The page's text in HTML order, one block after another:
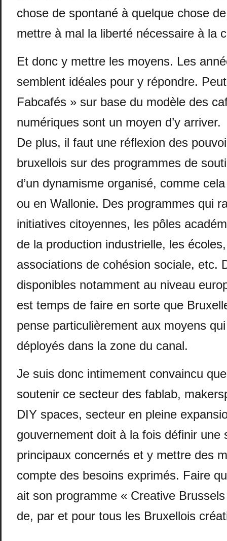
chose de spontané à quelque chose
mettre à mal la liberté nécessaire à la
Et donc y mettre les moyens. Les
semblent idéales pour y répondre.
Fabcafés » sur base du modèle des
numériques sont un moyen d’y arriver.
De plus, il faut une réflexion des
bruxellois sur des programmes de
d’un dynamisme organisé, comme
ou en Wallonie. Des programmes qui
initiatives citoyennes, les pôles
de la production industrielle, les
associations de cohésion sociale, etc.
disponibles notamment au niveau
est temps de faire en sorte que
pense particulièrement aux moyens
déployés dans la zone du canal.
Je suis donc intimement convaincu
soutenir ce secteur des fablab,
DIY spaces, secteur en pleine
gouvernement doit à la fois définir une
principaux concernés et y mettre des
compte des besoins exprimés. Faire
ait son programme « Creative
de, par et pour tous les Bruxellois